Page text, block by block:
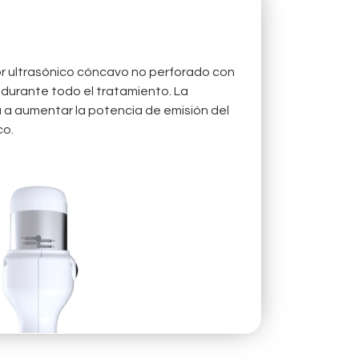
ultrasónico cóncavo no perforado con
todo el tratamiento. La
aumentar la potencia de emisión del